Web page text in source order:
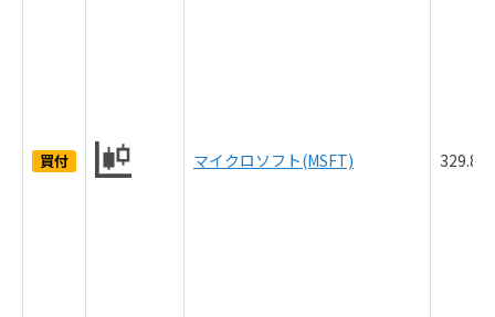
買付 マイクロソフト(MSFT) 329.81